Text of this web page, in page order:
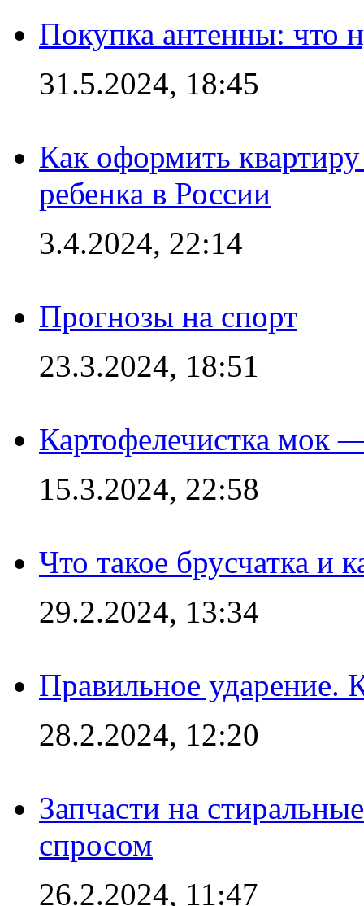
Покупка антенны: что
31.5.2024, 18:45
Как оформить
ребенка в России
3.4.2024, 22:14
Прогнозы на спорт
23.3.2024, 18:51
Картофелечистка мок
15.3.2024, 22:58
Что такое брусчатка и
29.2.2024, 13:34
Правильное ударение.
28.2.2024, 12:20
Запчасти на
спросом
26.2.2024, 11:47